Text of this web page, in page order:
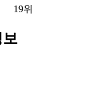
19위
보